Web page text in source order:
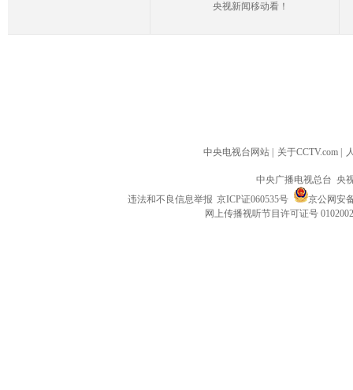
央视新闻移动看！
中央电视台网站 关于CCTV.com
中央广播电视总台 央
违法和不良信息举报 京ICP证060535号
京公网安
网上传播视听节目许可证号